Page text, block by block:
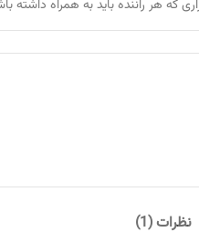
که هر راننده باید به همراه داشته
نظرات (1)